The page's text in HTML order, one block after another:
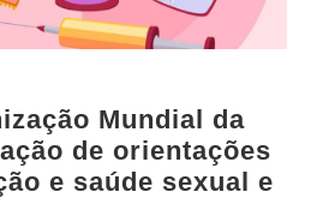
Mundial da
de orientações
e saúde sexual e